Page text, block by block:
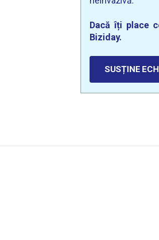
Dacă îți place
Biziday.
SUSȚINE